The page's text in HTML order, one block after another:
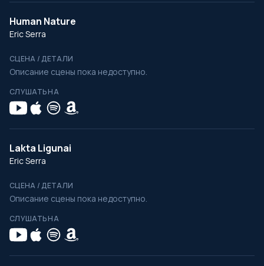
Human Nature
Eric Serra
СЦЕНА / ДЕТАЛИ
Описание сцены пока недоступно.
СЛУШАТЬ НА
Lakta Ligunai
Eric Serra
СЦЕНА / ДЕТАЛИ
Описание сцены пока недоступно.
СЛУШАТЬ НА